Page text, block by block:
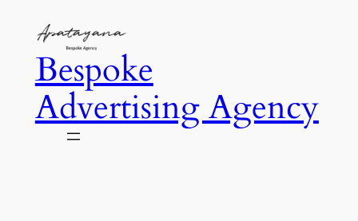
contenido
Bespoke
Advertising Agency